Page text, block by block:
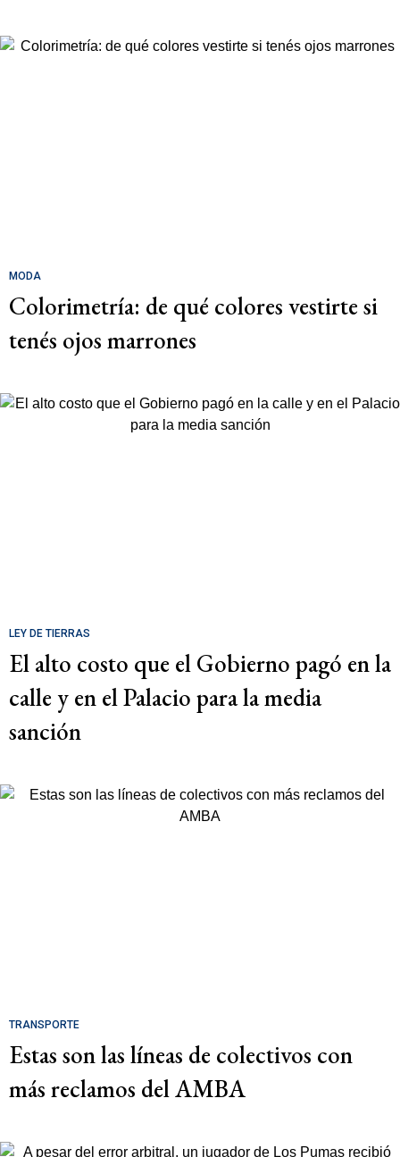
MODA
Colorimetría: de qué colores vestirte si
tenés ojos marrones
LEY DE TIERRAS
El alto costo que el Gobierno pagó en la
calle y en el Palacio para la media
sanción
TRANSPORTE
Estas son las líneas de colectivos con
más reclamos del AMBA